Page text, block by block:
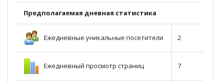
Предполагаемая дневная статистика
Ежедневные уникальные посетители 2
Ежедневный просмотр страниц 7